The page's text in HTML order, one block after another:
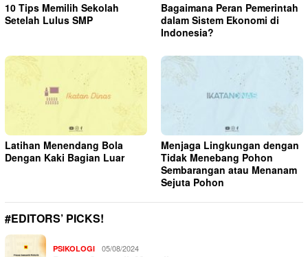
10 Tips Memilih Sekolah
Setelah Lulus SMP
Bagaimana Peran Pemerintah
dalam Sistem Ekonomi di
Indonesia?
Latihan Menendang Bola
Dengan Kaki Bagian Luar
Menjaga Lingkungan dengan
Tidak Menebang Pohon
Sembarangan atau Menanam
Sejuta Pohon
#EDITORS’ PICKS!
PSIKOLOGI 05/08/2024